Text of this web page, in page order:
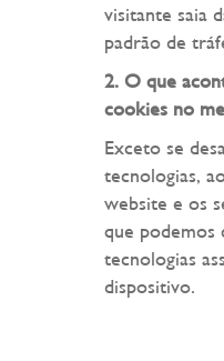
visitante saia
padrão de
2. O que
cookies no
Exceto se
tecnologias,
website e os
que podemos
tecnologias
dispositivo.